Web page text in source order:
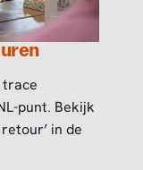
punt. Bekijk
in de